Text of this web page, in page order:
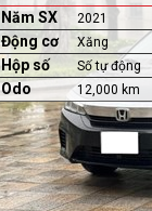
Năm SX 2021
Động cơ Xăng
Hộp số Số tự động
Odo 12,000 km